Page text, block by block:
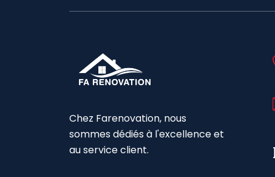
Chez Farenovation, nous
sommes dédiés à l'excellence et
au service client.